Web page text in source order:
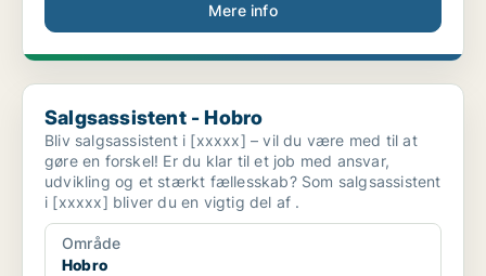
Mere info
Salgsassistent - Hobro
Salgsassistent - Hobro
Bliv salgsassistent i [xxxxx] – vil du være med til at
gøre en forskel! Er du klar til et job med ansvar,
udvikling og et stærkt fællesskab? Som salgsassistent
i [xxxxx] bliver du en vigtig del af .
Område
Hobro